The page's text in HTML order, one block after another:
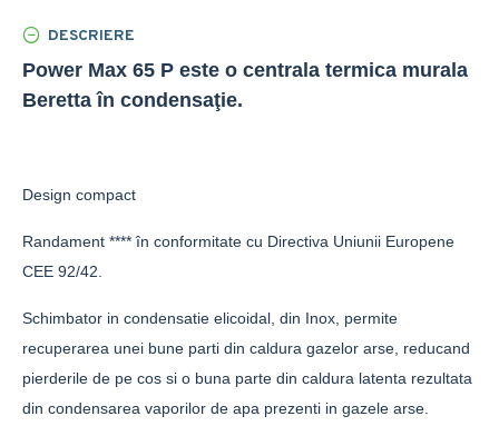
DESCRIERE
Power Max 65 P este o centrala termica murala
Beretta în condensaţie.
Design compact
Randament **** în conformitate cu Directiva Uniunii Europene
CEE 92/42.
Schimbator in condensatie elicoidal, din Inox, permite
recuperarea unei bune parti din caldura gazelor arse, reducand
pierderile de pe cos si o buna parte din caldura latenta rezultata
din condensarea vaporilor de apa prezenti in gazele arse.